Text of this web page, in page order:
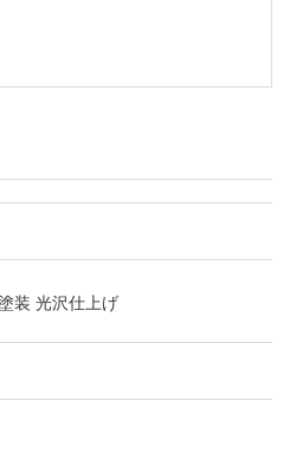
装 光沢仕上げ